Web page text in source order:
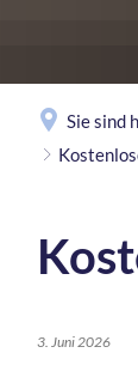
Sie sind
3. Juni 2026